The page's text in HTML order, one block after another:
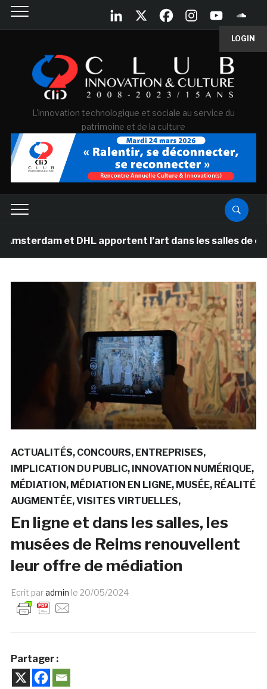
LOGIN
L'innovation technologique et sociale au service du
patrimoine et de la culture
et DHL apportent l’art dans les salles de classe
ACTUALITÉS CONCOURS ENTREPRISES
IMPLICATION DU PUBLIC INNOVATION NUMÉRIQUE
MÉDIATION MÉDIATION EN LIGNE MUSÉE RÉALITÉ
AUGMENTÉE VISITES VIRTUELLES
En ligne et dans les salles, les
musées de Reims renouvellent
leur offre de médiation
Ecrit paradmin le 20/05/2024
Partager :